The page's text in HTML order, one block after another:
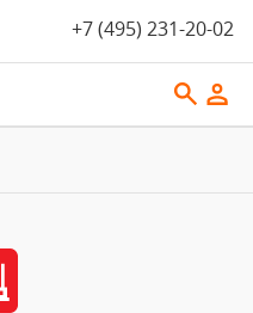
+7 (495) 231-20-02